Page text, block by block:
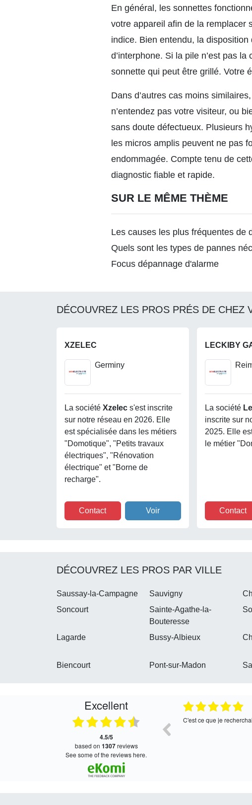
En général, les sonnettes
votre appareil afin de la remplacer
indice. Bien entendu, la
d’interphone. Si la pile n’est pas
sonnette qui peut être grillé. Votre
Dans d’autres cas moins
n’entendez pas votre visiteur, ou
sans doute défectueux. Plusieurs
les micros amplis peuvent ne pas
endommagée. Compte tenu de
diagnostic fiable et rapide.
SUR LE MÊME THÈME
Les causes les plus fréquentes de
Quels sont les types de pannes
Focus dépannage d'alarme
DÉCOUVREZ LES PROS PRÉS DE CHEZ
XZELEC
Germiny
La société Xzelec s'est inscrite
sur notre réseau en 2026. Elle
est spécialisée dans les métiers
"Domotique", "Petits travaux
électriques", "Rénovation
électrique" et "Borne de
recharge".
Contact Voir
LECKIBY
La société
inscrite sur
2025. Elle
le métier
Contact
DÉCOUVREZ LES PROS PAR VILLE
Saussay-la-Campagne Sauvigny
Soncourt
Sainte-Agathe-la-
Bouteresse
Lagarde Bussy-Albieux
Biencourt
Pont-sur-Madon
Excellent
4.5/5
based on 1307reviews
see some of the reviews here.
Satisfait, retour rapide ! Très bon service !